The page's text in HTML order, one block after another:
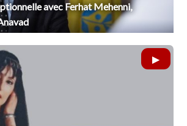
avec Ferhat Mehenni,